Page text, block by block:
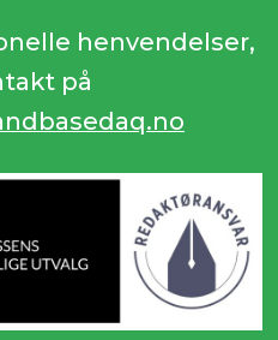
henvendelser,
på